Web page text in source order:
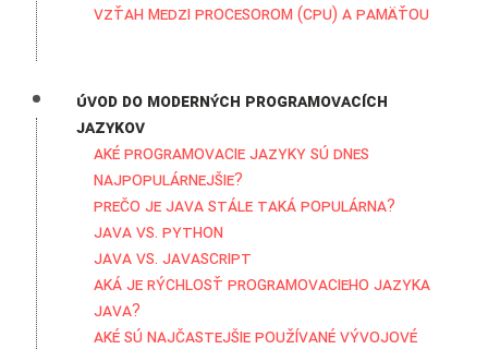
Vzťah medzi procesorom (CPU) a pamäťou
Úvod do moderných programovacích
jazykov
Aké programovacie jazyky sú dnes
najpopulárnejšie?
Prečo je Java stále taká populárna?
Java vs. Python
Java vs. Javascript
Aká je rýchlosť programovacieho jazyka
Java?
Aké sú najčastejšie používané vývojové